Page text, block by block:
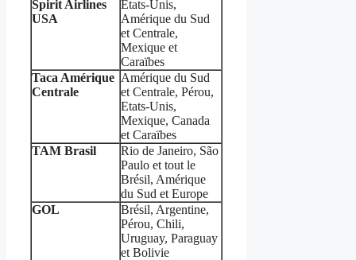
Spirit Airlines
USA
Etats-Unis,
Amérique du Sud
et Centrale,
Mexique et
Caraïbes
Taca Amérique
Centrale
Amérique du Sud
et Centrale, Pérou,
Etats-Unis,
Mexique, Canada
et Caraïbes
TAM Brasil
Rio de Janeiro, São
Paulo et tout le
Brésil, Amérique
du Sud et Europe
GOL
Brésil, Argentine,
Pérou, Chili,
Uruguay, Paraguay
et Bolivie